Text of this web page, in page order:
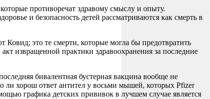
противоречат здравому смыслу и опыту.
и безопасность детей рассматриваются как смерть в
это те смерти, которые могла бы предотвратить
извращенной практики здравоохранения за последние
бивалентная бустерная вакцина вообще не
ли хорош ответ антител у восьми мышей, которых Pfizer
графика детских прививок в лучшем случае является